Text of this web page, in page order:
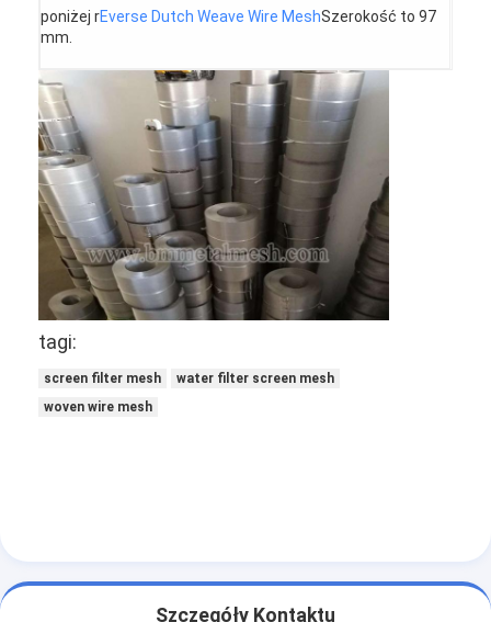
Zestaw sit ekstrudera
Siatka druciana
Ogrodzenie do padelu
Dzianinowa siatka druciana
kosz gabionowy
Architektoniczna siatka metalu
Moskitiera z aluminiowego łańcucha
Filtr ekranowy Johnsona
poniżej rEverse Dutch Weave Wire MeshSzerokość to 97
mm.
tagi:
screen filter mesh
water filter screen mesh
woven wire mesh
Szczegóły Kontaktu